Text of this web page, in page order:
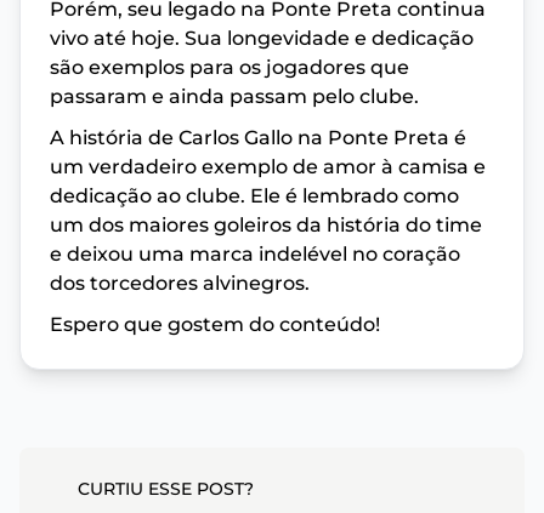
Porém, seu legado na Ponte Preta continua
vivo até hoje. Sua longevidade e dedicação
são exemplos para os jogadores que
passaram e ainda passam pelo clube.
A história de Carlos Gallo na Ponte Preta é
um verdadeiro exemplo de amor à camisa e
dedicação ao clube. Ele é lembrado como
um dos maiores goleiros da história do time
e deixou uma marca indelével no coração
dos torcedores alvinegros.
Espero que gostem do conteúdo!
CURTIU ESSE POST?